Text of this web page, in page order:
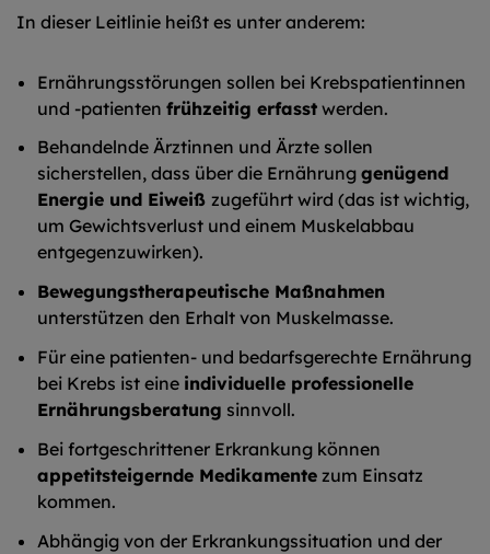
In dieser Leitlinie heißt es unter anderem:
Ernährungsstörungen sollen bei Krebspatientinnen
und -patientenfrühzeitig erfasst werden.
Behandelnde Ärztinnen und Ärzte sollen
sicherstellen, dass über die Ernährunggenügend
Energie und Eiweißzugeführt wird (das ist wichtig,
um Gewichtsverlust und einem Muskelabbau
entgegenzuwirken).
Bewegungstherapeutische Maßnahmen
unterstützen den Erhalt von Muskelmasse.
Für eine patienten- und bedarfsgerechte Ernährung
bei Krebs ist eine individuelle professionelle
Ernährungsberatung sinnvoll.
Bei fortgeschrittener Erkrankung können
appetitsteigernde Medikamente zum Einsatz
kommen.
Abhängig von der Erkrankungssituation und der